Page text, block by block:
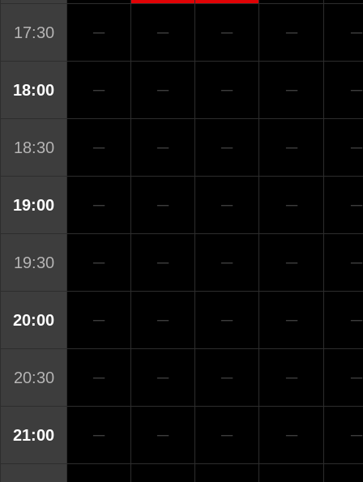
17:30 ─ ─ ─ ─ ─
18:00 ─ ─ ─ ─ ─
18:30 ─ ─ ─ ─ ─
19:00 ─ ─ ─ ─ ─
19:30 ─ ─ ─ ─ ─
20:00 ─ ─ ─ ─ ─
20:30 ─ ─ ─ ─ ─
21:00 ─ ─ ─ ─ ─